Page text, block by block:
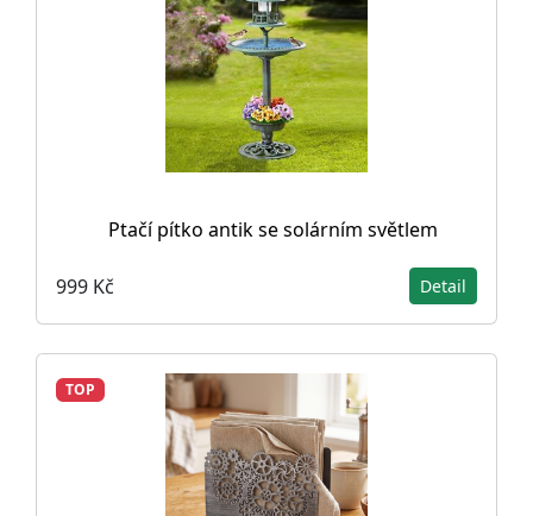
Ptačí pítko antik se solárním světlem
999 Kč Detail
TOP